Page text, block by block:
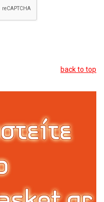
back to top